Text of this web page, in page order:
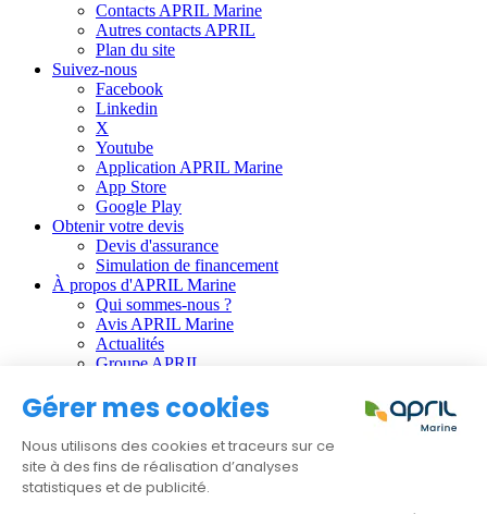
Contacts APRIL Marine
Autres contacts APRIL
Plan du site
Suivez-nous
Facebook
Linkedin
X
Youtube
Application APRIL Marine
App Store
Google Play
Obtenir votre devis
Devis d'assurance
Simulation de financement
À propos d'APRIL Marine
Qui sommes-nous ?
Avis APRIL Marine
Actualités
Groupe APRIL
Informations règlementaires :
CGU
Données personnelles
Gestion des cookies
Faire une réclamation
Gérer mes cookies
Nous utilisons des cookies et traceurs sur ce
site à des fins de réalisation d’analyses
statistiques et de publicité.